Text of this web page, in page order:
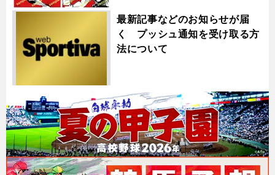
最新記事などのお知らせが届
く プッシュ通知を受け取る方
法について